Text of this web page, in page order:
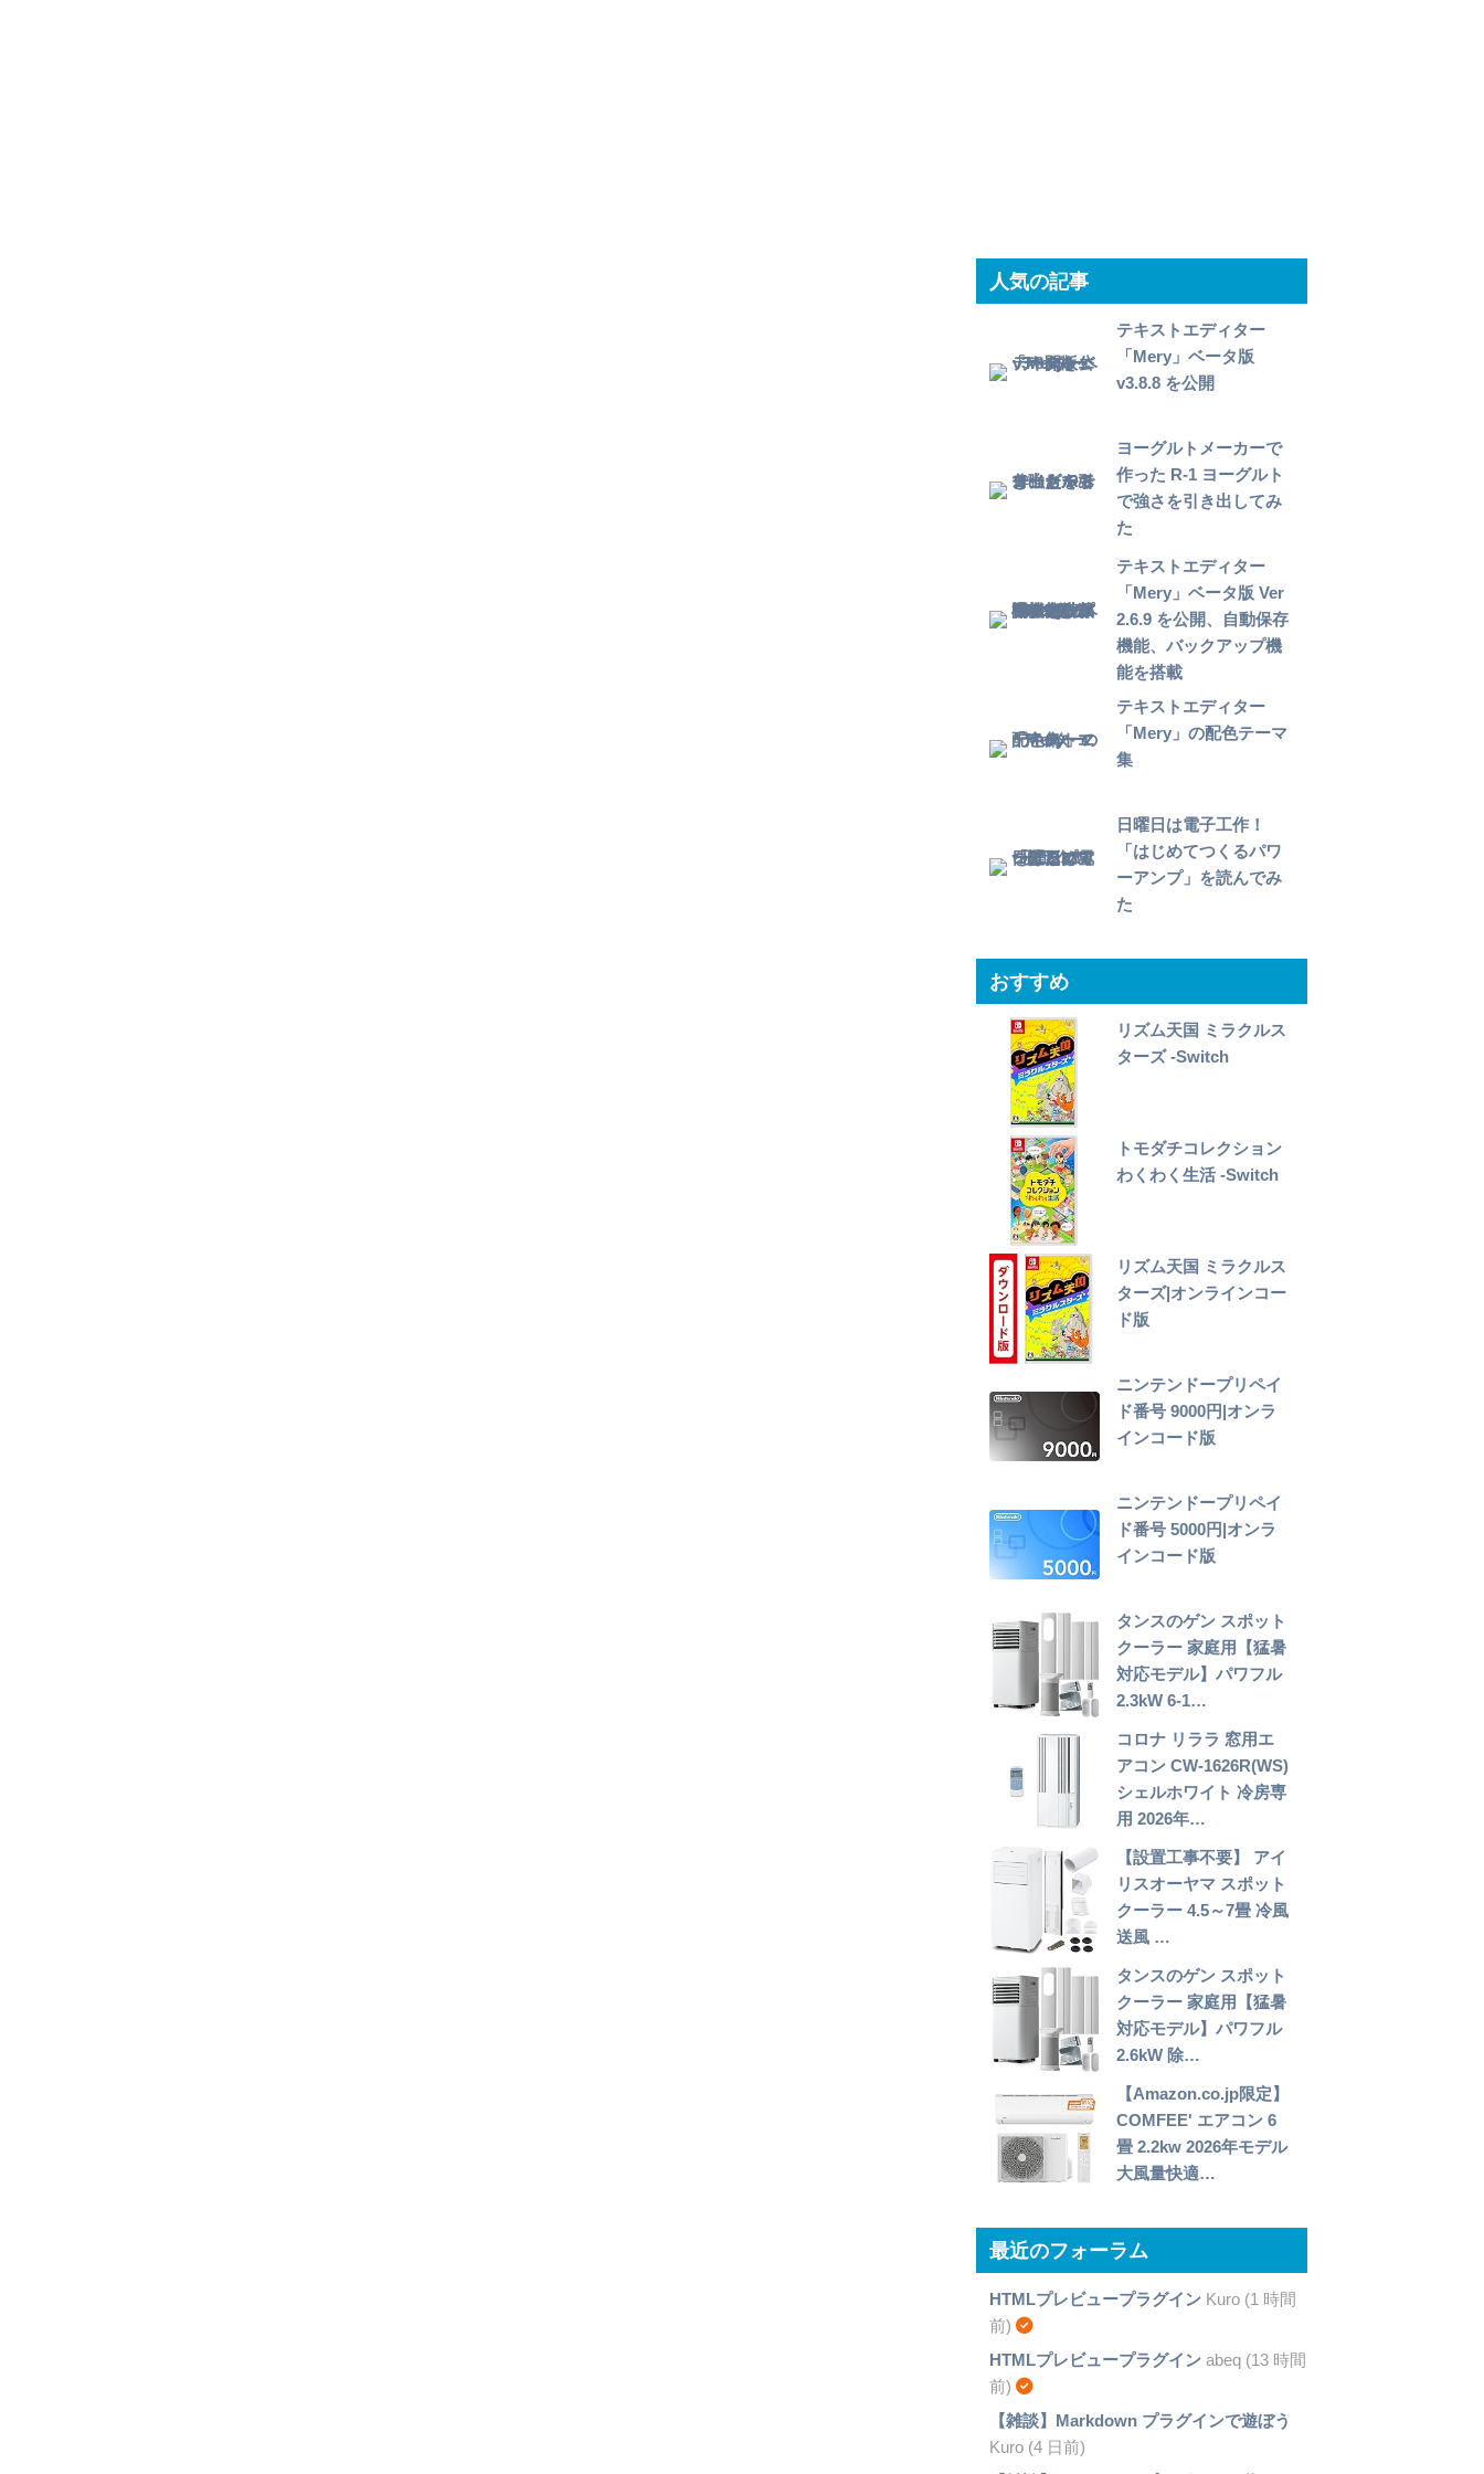
人気の記事
テキストエディター
「Mery」ベータ版
v3.8.8 を公開
ヨーグルトメーカーで
作った R-1 ヨーグルト
で強さを引き出してみ
た
テキストエディター
「Mery」ベータ版 Ver
2.6.9 を公開、自動保存
機能、バックアップ機
能を搭載
テキストエディター
「Mery」の配色テーマ
集
日曜日は電子工作！
「はじめてつくるパワ
ーアンプ」を読んでみ
た
おすすめ
リズム天国 ミラクルス
ターズ -Switch
トモダチコレクション
わくわく生活 -Switch
リズム天国 ミラクルス
ターズ|オンラインコー
ド版
ニンテンドープリペイ
ド番号 9000円|オンラ
インコード版
ニンテンドープリペイ
ド番号 5000円|オンラ
インコード版
タンスのゲン スポット
クーラー 家庭用【猛暑
対応モデル】パワフル
2.3kW 6-1…
コロナ リララ 窓用エ
アコン CW-1626R(WS)
シェルホワイト 冷房専
用 2026年…
【設置工事不要】 アイ
リスオーヤマ スポット
クーラー 4.5～7畳 冷風
送風 …
タンスのゲン スポット
クーラー 家庭用【猛暑
対応モデル】パワフル
2.6kW 除…
【Amazon.co.jp限定】
COMFEE' エアコン 6
畳 2.2kw 2026年モデル
大風量快適…
最近のフォーラム
HTMLプレビュープラグインKuro (1 時間
前)
HTMLプレビュープラグインabeq (13 時間
前)
【雑談】Markdown プラグインで遊ぼう
Kuro (4 日前)